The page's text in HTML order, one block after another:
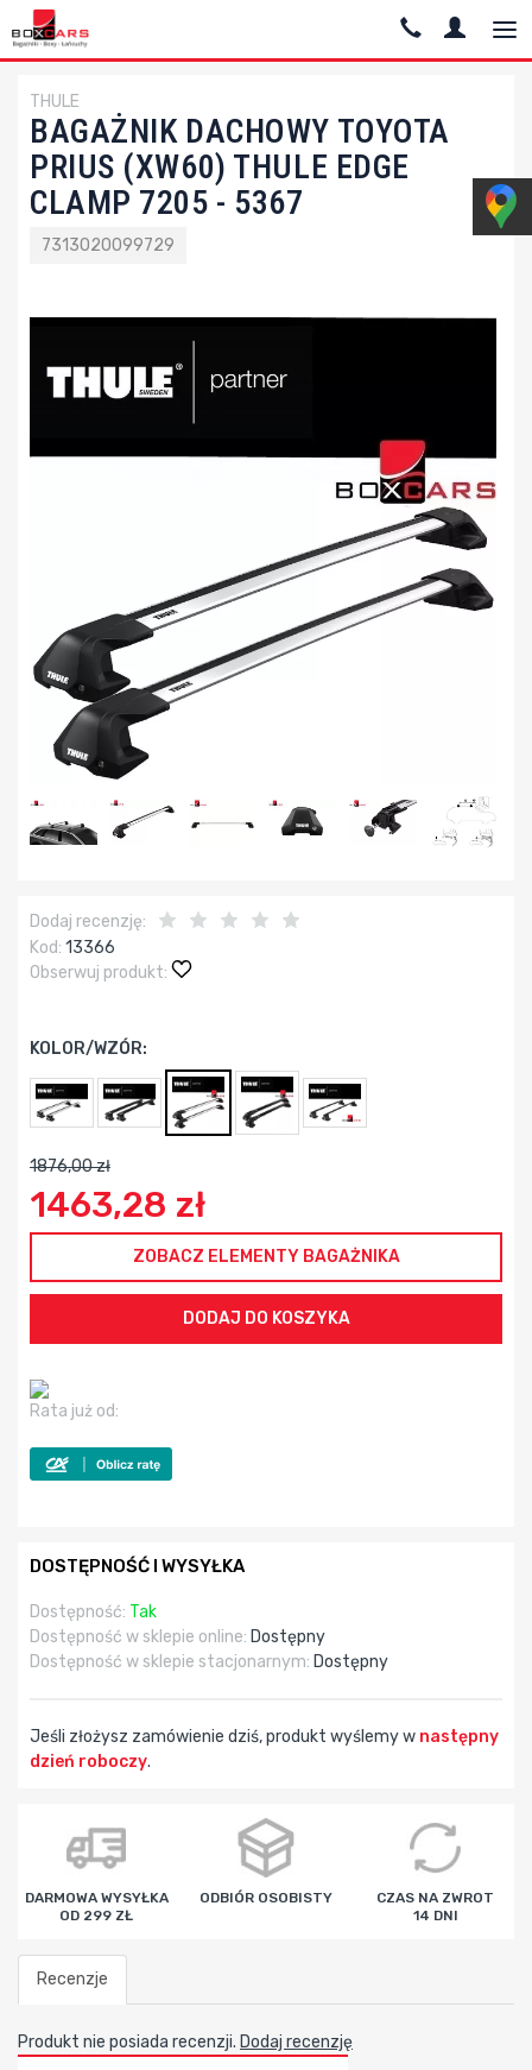
THULE
BAGAŻNIK DACHOWY TOYOTA
PRIUS (XW60) THULE EDGE
CLAMP 7205 - 5367
7313020099729
Dodaj recenzję:
Kod: 13366
Obserwuj produkt:
KOLOR/WZÓR:
1876,00 zł
1463,28 zł
ZOBACZ ELEMENTY BAGAŻNIKA
Rata już od:
DOSTĘPNOŚĆ I WYSYŁKA
Dostępność: Tak
Dostępność w sklepie online: Dostępny
Dostępność w sklepie stacjonarnym: Dostępny
Jeśli złożysz zamówienie dziś, produkt wyślemy w następny
dzień roboczy.
godz min
DARMOWA WYSYŁKA
OD 299 ZŁ
ODBIÓR OSOBISTY
CZAS NA ZWROT
14 DNI
Recenzje
Produkt nie posiada recenzji. Dodaj recenzję